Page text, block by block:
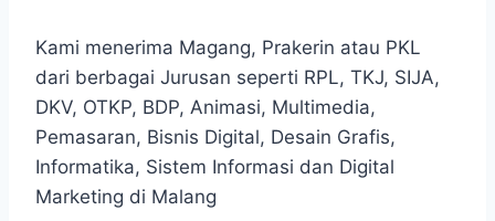
Kami menerima Magang, Prakerin atau PKL
dari berbagai Jurusan seperti RPL, TKJ, SIJA,
DKV, OTKP, BDP, Animasi, Multimedia,
Pemasaran, Bisnis Digital, Desain Grafis,
Informatika, Sistem Informasi dan Digital
Marketing di Malang